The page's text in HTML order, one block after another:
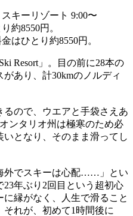
はひとり約8550円。
Resort」。目の前に28本の
あり、計30kmのノルディ
ので、ウエアと手袋さえあ
ンタリオ州は極寒のため必
となり、そのまま滑ってし
外でスキーは心配……」とい
年ぶり2回目という超初心
縁がなく、人生で滑ること
れが、初めて1時間後に